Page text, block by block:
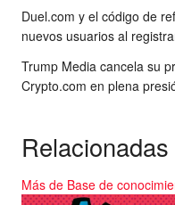
Duel.com y el código de
nuevos usuarios al
Trump Media cancela su
Crypto.com en plena
Relacionadas
Más de Base de